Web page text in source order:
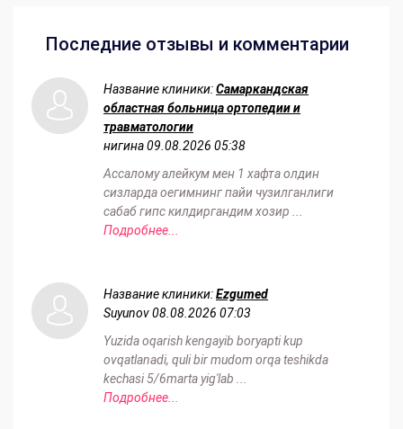
Последние отзывы и комментарии
Название клиники:Самаркандская
областная больница ортопедии и
травматологии
нигина09.08.2026 05:38
Ассалому алейкум мен 1 хафта олдин
сизларда оегимнинг пайи чузилганлиги
сабаб гипс килдиргандим хозир ...
Подробнее...
Название клиники:Ezgumed
Suyunov08.08.2026 07:03
Yuzida oqarish kengayib boryapti kup
ovqatlanadi, quli bir mudom orqa teshikda
kechasi 5/6marta yig'lab ...
Подробнее...